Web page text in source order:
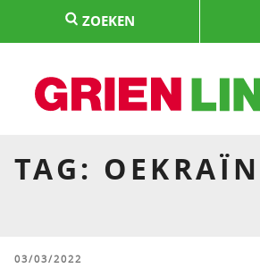
springen
ZOEKEN
TAG:
GEPLAATST
03/03/2022